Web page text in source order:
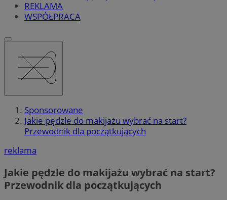
REKLAMA
WSPÓŁPRACA
Sponsorowane
Jakie pędzle do makijażu wybrać na start?
Przewodnik dla początkujących
reklama
Jakie pędzle do makijażu wybrać na start?
Przewodnik dla początkujących